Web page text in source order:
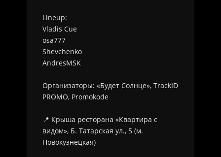
Lineup:
Vladis Cue
osa777
Shevchenko
AndresMSK
Организаторы: «Будет Солнце», TrackID
PROMO, Promokode
📍 Крыша ресторана «Квартира с
видом», Б. Татарская ул., 5 (м.
Новокузнецкая)